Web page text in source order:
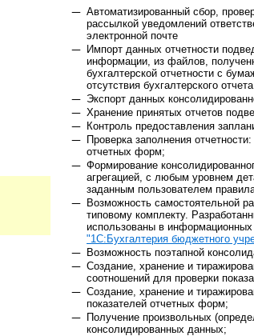
Автоматизированный сбор,
рассылкой уведомлений
электронной почте
Импорт данных отчетности
информации, из файлов,
бухгалтерской отчетности с
отсутствия бухгалтерского
Экспорт данных
Хранение принятых отчетов
Контроль предоставления
Проверка заполнения
отчетных форм;
Формирование
агрегацией, с любым уровнем
заданным пользователем
Возможность самостоятельной
типовому комплекту.
использованы в информационных
"1С:Бухгалтерия бюджетного
Возможность поэтапной
Создание, хранение и
соотношений для проверки
Создание, хранение и
показателей отчетных форм;
Получение произвольных
консолидированных данных;